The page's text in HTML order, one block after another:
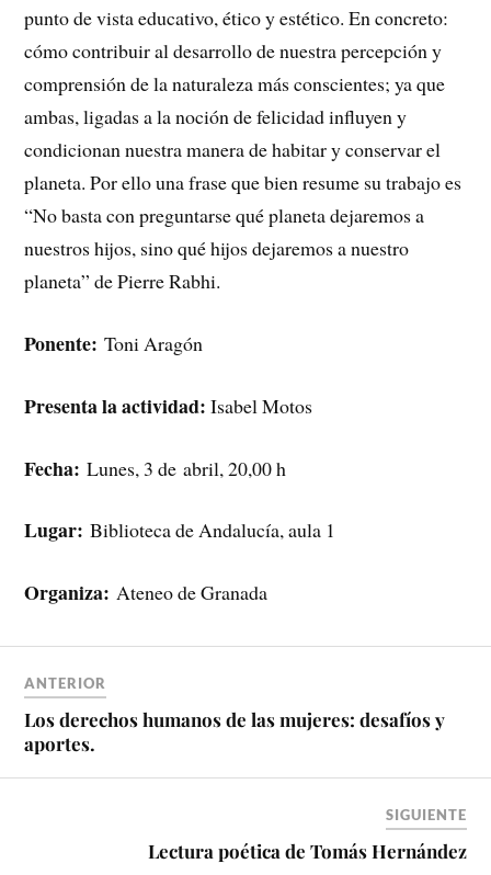
punto de vista educativo, ético y estético. En concreto:
cómo contribuir al desarrollo de nuestra percepción y
comprensión de la naturaleza más conscientes; ya que
ambas, ligadas a la noción de felicidad influyen y
condicionan nuestra manera de habitar y conservar el
planeta. Por ello una frase que bien resume su trabajo es
“No basta con preguntarse qué planeta dejaremos a
nuestros hijos, sino qué hijos dejaremos a nuestro
planeta” de Pierre Rabhi.
Ponente: Toni Aragón
Presenta la actividad:Isabel Motos
Fecha:Lunes, 3 de abril, 20,00 h
Lugar: Biblioteca de Andalucía, aula 1
Organiza: Ateneo de Granada
ANTERIOR
Los derechos humanos de las mujeres: desafíos y
aportes.
SIGUIENTE
Lectura poética de Tomás Hernández